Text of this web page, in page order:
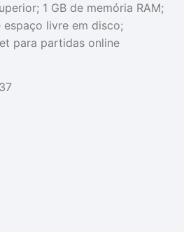
1 GB de memória RAM;
espaço livre em disco;
para partidas online